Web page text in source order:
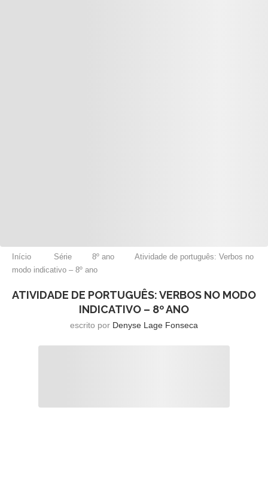
Início Série 8º ano
Atividade de português: Verbos no
modo indicativo – 8º ano
ATIVIDADE DE PORTUGUÊS: VERBOS NO MODO
INDICATIVO – 8º ANO
escrito por Denyse Lage Fonseca